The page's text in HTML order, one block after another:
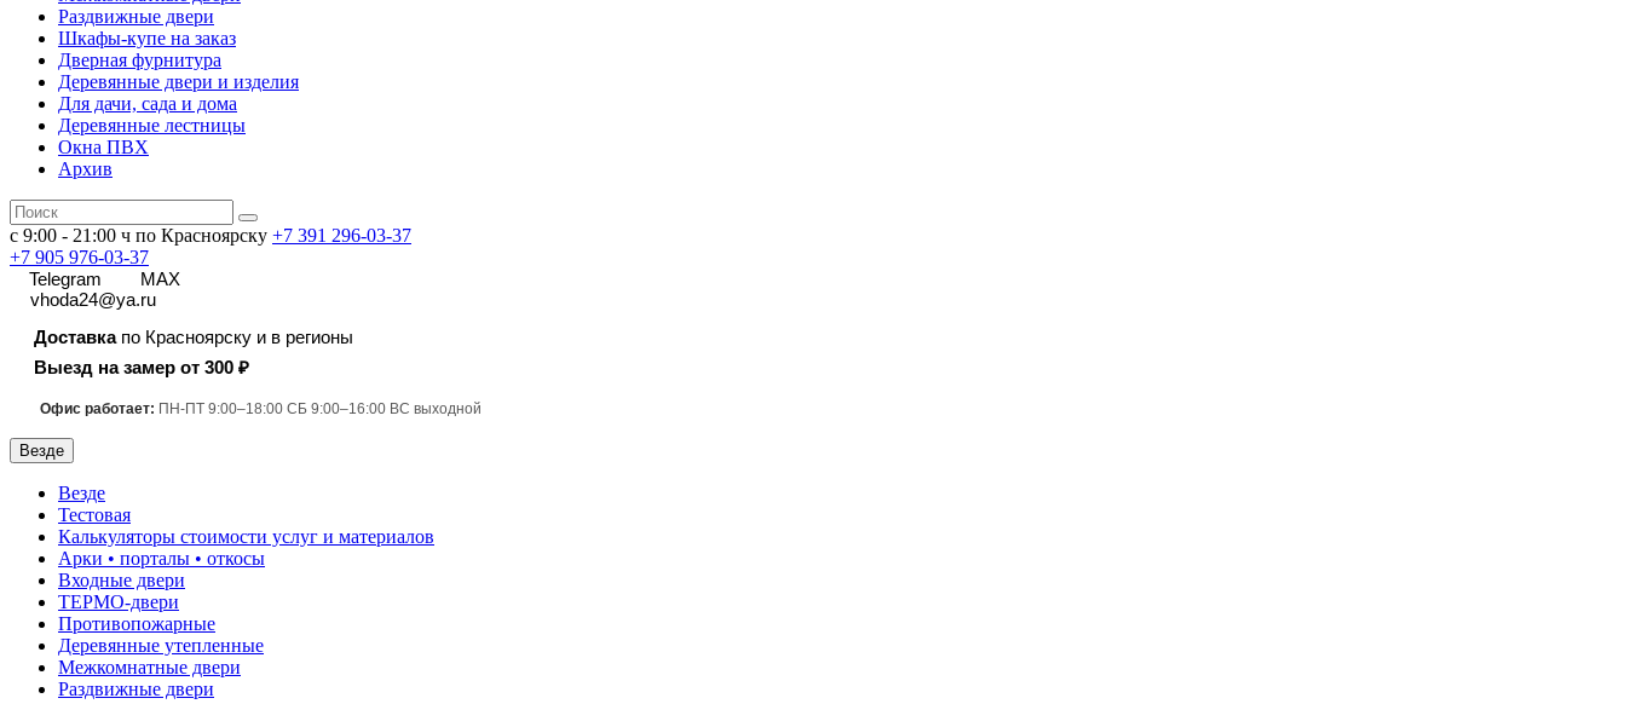
Раздвижные двери
Шкафы-купе на заказ
Дверная фурнитура
Деревянные двери и изделия
Для дачи, сада и дома
Деревянные лестницы
Окна ПВХ
Архив
с 9:00 - 21:00 ч по Красноярску +7 391 296-03-37
+7 905 976-03-37
Telegram
MAX
vhoda24@ya.ru
Доставкапо Красноярску и в регионы
Выезд на замер от 300 ₽
Офис работает: ПН-ПТ 9:00–18:00 СБ 9:00–16:00 ВС выходной
Везде
Везде
Тестовая
Калькуляторы стоимости услуг и материалов
Арки • порталы • откосы
Входные двери
ТЕРМО-двери
Противопожарные
Деревянные утепленные
Межкомнатные двери
Раздвижные двери